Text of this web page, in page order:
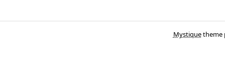
Mystiquetheme